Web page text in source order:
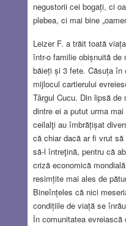
negustorii cei bogați, ci
plebea, ci mai bine
Leizer F. a trăit toată
într-o familie obișnuită
băieți și 3 fete. Căsuța în
mijlocul cartierului
Târgul Cucu. Din lipsă de
dintre ei a putut urma
ceilalţi au îmbrățișat
că chiar dacă ar fi vrut
să-l întreţină, pentru că
criză economică
resimțite mai ales de
Bineînțeles că nici
condițiile de viață se
În comunitatea